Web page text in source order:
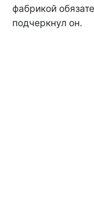
фабрикой
подчеркнул он.